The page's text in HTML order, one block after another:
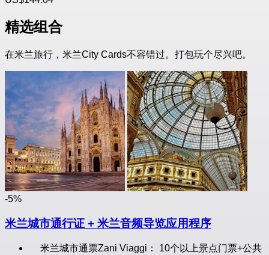
精选组合
在米兰旅行，米兰City Cards不容错过。打包玩个尽兴吧。
-5%
米兰城市通行证 + 米兰音频导览应用程序
米兰城市通票Zani Viaggi： 10个以上景点门票+公共